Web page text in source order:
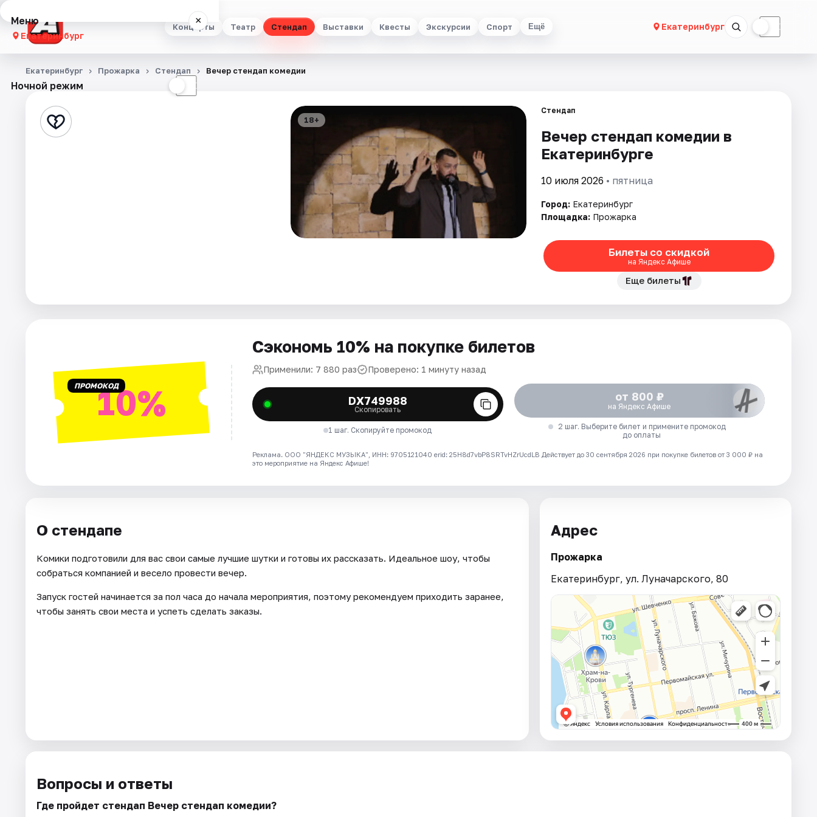
Концерты Театр Стендап Выставки Квесты Экскурсии Спорт Ещё Екатеринбург ☾
Меню ×
Екатеринбург
Концерты
Стендап
Города
Рейтинги
Ночной режим ☾
Екатеринбург Прожарка Стендап Вечер стендап комедии
18+
Стендап
Вечер стендап комедии в
Екатеринбурге
10 июля 2026 • пятница
Город: Екатеринбург
Площадка: Прожарка
Билеты со скидкой
на Яндекс Афише
Еще билеты
ПРОМОКОД10%
Сэкономь 10% на покупке билетов
Применили: 7 880 раз Проверено: 1 минуту назад
DX749988
Скопировать
1 шаг. Скопируйте промокод
от 800 ₽
на Яндекс Афише
2 шаг. Выберите билет и примените промокод
до оплаты
Реклама. ООО "ЯНДЕКС МУЗЫКА", ИНН: 9705121040 erid: 25H8d7vbP8SRTvHZrUcdLB Действует до 30 сентября 2026 при покупке билетов от 3 000 ₽ на
это мероприятие на Яндекс Афише!
О стендапе
Комики подготовили для вас свои самые лучшие шутки и готовы их рассказать. Идеальное шоу, чтобы
собраться компанией и весело провести вечер.
Запуск гостей начинается за пол часа до начала мероприятия, поэтому рекомендуем приходить заранее,
чтобы занять свои места и успеть сделать заказы.
Адрес
Прожарка
Екатеринбург, ул. Луначарского, 80
Вопросы и ответы
Где пройдет стендап Вечер стендап комедии?